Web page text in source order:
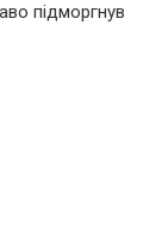
підморгнув